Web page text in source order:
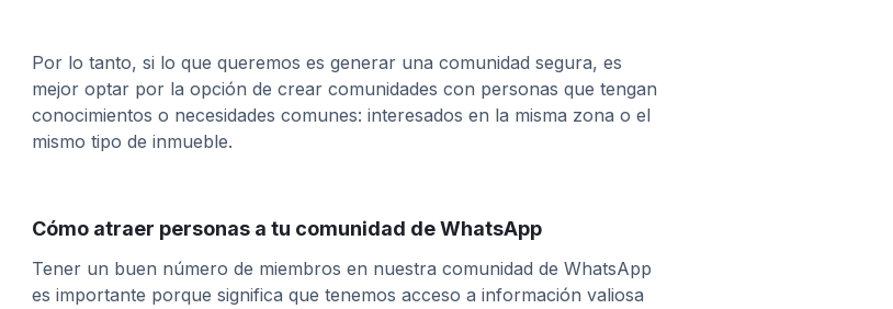
Por lo tanto, si lo que queremos es generar una comunidad segura, es
mejor optar por la opción de crear comunidades con personas que tengan
conocimientos o necesidades comunes: interesados en la misma zona o el
mismo tipo de inmueble.
Cómo atraer personas a tu comunidad de WhatsApp
Tener un buen número de miembros en nuestra comunidad de WhatsApp
es importante porque significa que tenemos acceso a información valiosa